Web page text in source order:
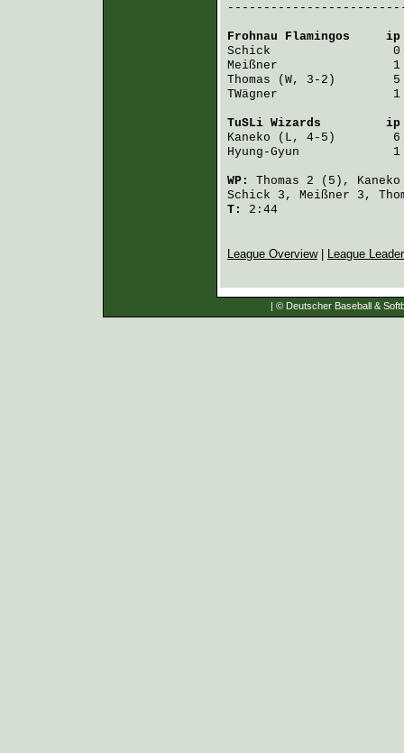
Frohnau Flamingos
ip
Schick
Meißner
Thomas (W, 3-2)
TWägner
TuSLi Wizards
Kaneko (L, 4-5)        6
Hyung-Gyun
WP: Thomas 2 (5), Kaneko
Schick 3, Meißner 3,
T:
2:44
League Overview| League
| © Deutscher Baseball &